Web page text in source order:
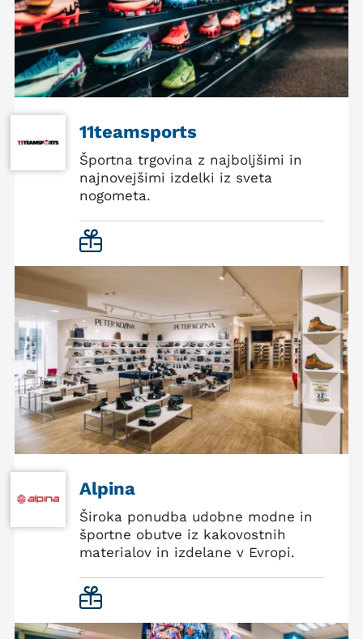
11teamsports
Športna trgovina z najboljšimi in
najnovejšimi izdelki iz sveta
nogometa.
Alpina
Široka ponudba udobne modne in
športne obutve iz kakovostnih
materialov in izdelane v Evropi.